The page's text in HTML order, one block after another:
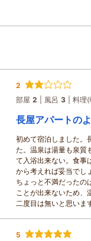
2
部屋 2 風呂 3 料理(
長屋アパートの
初めて宿泊しました。
た。温泉は湯量も泉質
て入浴出来ない。食事
から考えれば妥当でし
ちょっと不満だったの
ことが出来ないため、
二度目は無いと思いま
5